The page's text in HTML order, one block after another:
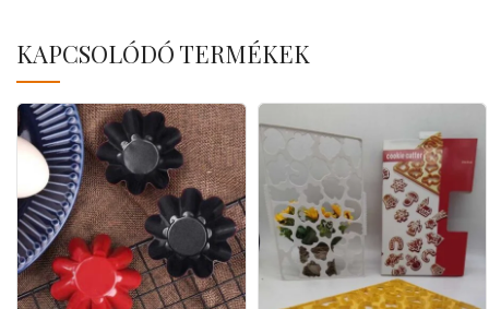
KAPCSOLÓDÓ TERMÉKEK